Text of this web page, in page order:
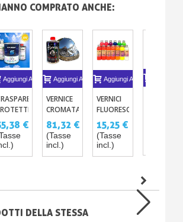
COMPRATO ANCHE:
Aggiungi Al Carrello
UV
3
ANTI-
€
Aggiungi Al Carrello
VERNICE
CROMATA
SPECCHIO
CON
PISTOLA
81,32 €
(Tasse
incl.)
Aggiungi Al Carrello
VERNICI
FLUORESCENTE
15
COLORI
PER
CARROZERIA
15,25 €
(Tasse
incl.)
DELLA STESSA